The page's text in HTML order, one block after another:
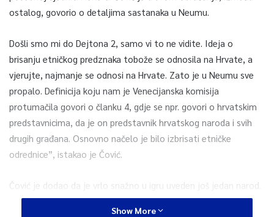
ostalog, govorio o detaljima sastanaka u Neumu.
Došli smo mi do Dejtona 2, samo vi to ne vidite. Ideja o
brisanju etničkog predznaka tobože se odnosila na Hrvate, a
vjerujte, najmanje se odnosi na Hrvate. Zato je u Neumu sve
propalo. Definicija koju nam je Venecijanska komisija
protumačila govori o članku 4, gdje se npr. govori o hrvatskim
predstavnicima, da je on predstavnik hrvatskog naroda i svih
drugih građana. Osnovno načelo je bilo izbrisati etničke
odrednice”, istakao je Čović.
Čović je dodao da je vrlo snažno u igru uveden još jedan narod.
To su ostali.
Show More